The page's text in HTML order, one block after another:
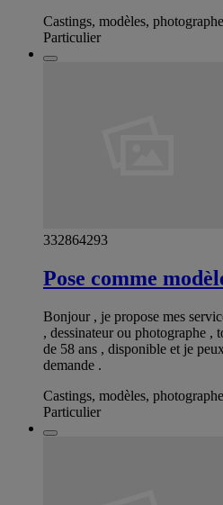
Castings, modèles,
Particulier
332864293
Pose comme
Bonjour , je propose mes
, dessinateur ou photographe ,
de 58 ans , disponible et je
demande .
Castings, modèles,
Particulier